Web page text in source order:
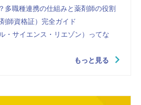
多職種連携の仕組みと薬剤師の役割
師資格証）完全ガイド
・サイエンス・リエゾン）ってな
もっと見る